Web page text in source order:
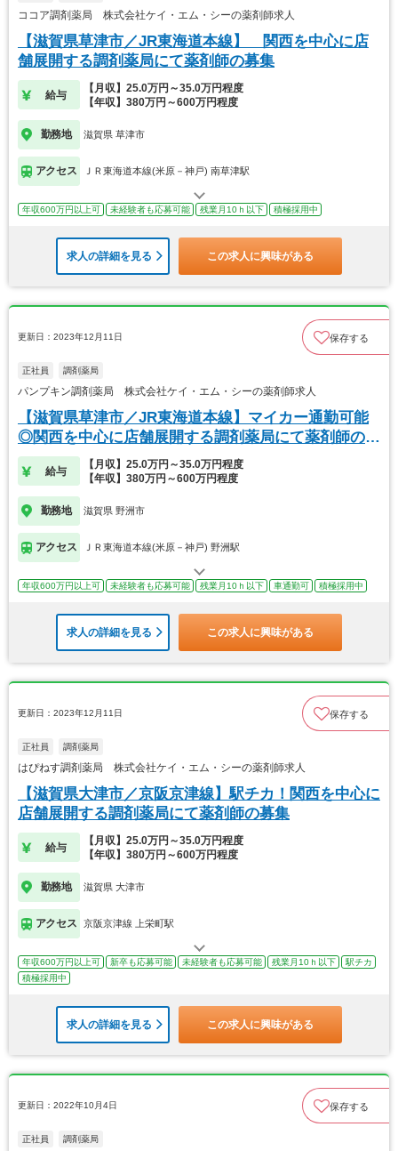
ココア調剤薬局 株式会社ケイ・エム・シーの薬剤師求人
【滋賀県草津市／JR東海道本線】 関西を中心に店
舗展開する調剤薬局にて薬剤師の募集
給与
【月収】25.0万円～35.0万円程度
【年収】380万円～600万円程度
勤務地 滋賀県 草津市
アクセス ＪＲ東海道本線(米原－神戸) 南草津駅
年収600万円以上可 未経験者も応募可能 残業月10ｈ以下 積極採用中
求人の詳細を見る この求人に興味がある
更新日：2023年12月11日 保存する
正社員 調剤薬局
パンプキン調剤薬局 株式会社ケイ・エム・シーの薬剤師求人
【滋賀県草津市／JR東海道本線】マイカー通勤可能
◎関西を中心に店舗展開する調剤薬局にて薬剤師の募
集
給与
【月収】25.0万円～35.0万円程度
【年収】380万円～600万円程度
勤務地 滋賀県 野洲市
アクセス ＪＲ東海道本線(米原－神戸) 野洲駅
年収600万円以上可 未経験者も応募可能 残業月10ｈ以下 車通勤可 積極採用中
求人の詳細を見る この求人に興味がある
更新日：2023年12月11日 保存する
正社員 調剤薬局
はぴねす調剤薬局 株式会社ケイ・エム・シーの薬剤師求人
【滋賀県大津市／京阪京津線】駅チカ！関西を中心に
店舗展開する調剤薬局にて薬剤師の募集
給与
【月収】25.0万円～35.0万円程度
【年収】380万円～600万円程度
勤務地 滋賀県 大津市
アクセス 京阪京津線 上栄町駅
年収600万円以上可 新卒も応募可能 未経験者も応募可能 残業月10ｈ以下
駅チカ
積極採用中
求人の詳細を見る この求人に興味がある
更新日：2022年10月4日 保存する
正社員 調剤薬局